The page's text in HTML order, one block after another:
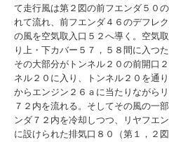
て走行風は第２図の前フエンダ５０
れて流れ、前フエンダ４６のデフレ
の風を空気取入口５２へ導く。空気
り上・下カバー５７，５８間に入つた
その大部分がトンネル２０の前開口
ネル２０に入り、トンネル２０を通
からエンジン２６ａに当たりながら
７２内を流れる。そしてその風の一
ンダ７２内を冷却しつつ、リヤフエ
に設けられた排気口８０（第１，２